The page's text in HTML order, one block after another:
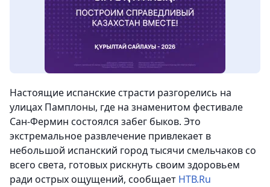
Настоящие испанские страсти разгорелись на
улицах Памплоны, где на знаменитом фестивале
Сан-Фермин состоялся забег быков. Это
экстремальное развлечение привлекает в
небольшой испанский город тысячи смельчаков со
всего света, готовых рискнуть своим здоровьем
ради острых ощущений, сообщает НТВ.Ru